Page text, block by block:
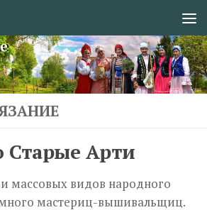
Старые Арти
массовых видов народного
много мастериц-вышивальщиц.